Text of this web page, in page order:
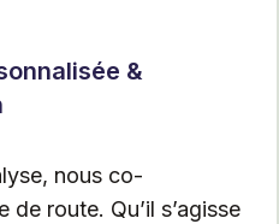
&
nous co-
route. Qu’il s’agisse